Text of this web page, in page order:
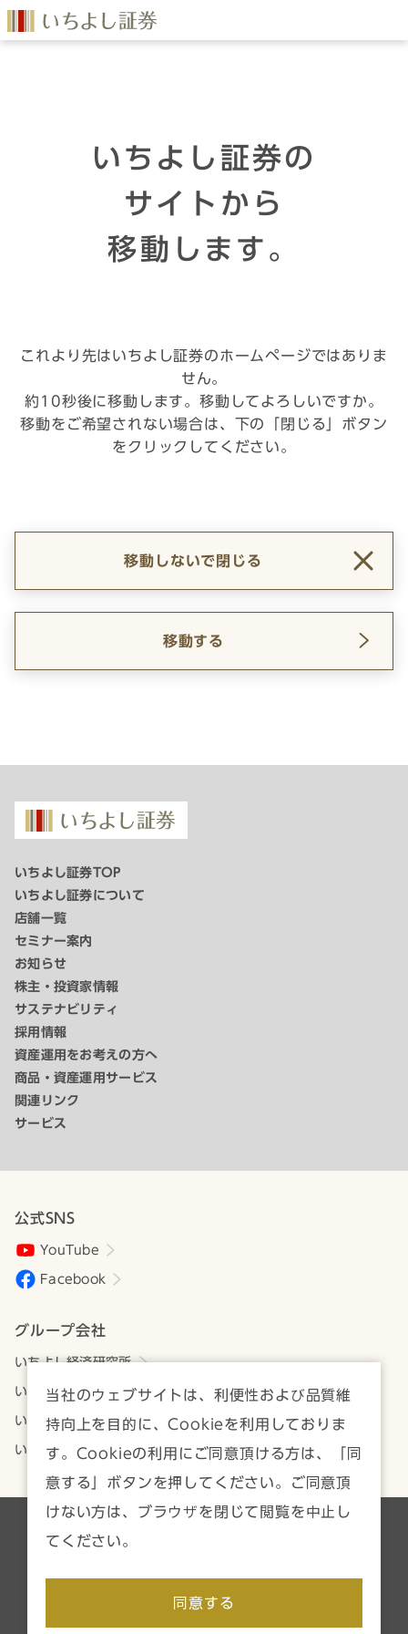
いちよし証券の
サイトから
移動します。
これより先はいちよし証券のホームページではありま
せん。
約10秒後に移動します。移動してよろしいですか。
移動をご希望されない場合は、下の「閉じる」ボタン
をクリックしてください。
移動しないで閉じる
移動する
いちよし証券TOP
いちよし証券について
店舗一覧
セミナー案内
お知らせ
株主・投資家情報
サステナビリティ
採用情報
資産運用をお考えの方へ
商品・資産運用サービス
関連リンク
サービス
公式SNS
YouTube
Facebook
グループ会社
いちよし経済研究所
いちよしアセットマネジメント
いちよしビジネスサービス
いちよしIFA
当社のウェブサイトは、利便性および品質維
持向上を目的に、Cookieを利用しておりま
す。Cookieの利用にご同意頂ける方は、「同
意する」ボタンを押してください。ご同意頂
けない方は、ブラウザを閉じて閲覧を中止し
てください。
同意する